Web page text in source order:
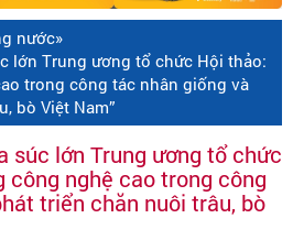
nước»
lớn Trung ương tổ chức Hội thảo:
trong công tác nhân giống và
bò Việt Nam”
súc lớn Trung ương tổ chức
công nghệ cao trong công
triển chăn nuôi trâu, bò